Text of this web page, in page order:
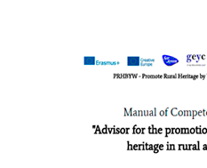
coeducación